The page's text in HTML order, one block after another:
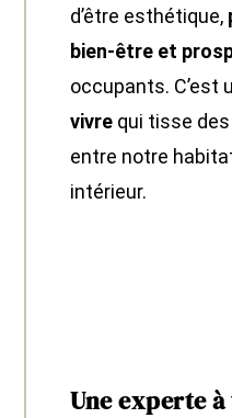
d’être esthétique,
bien-être et
occupants. C’est
vivre qui tisse des
entre notre
intérieur.
Une experte